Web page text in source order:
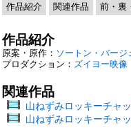
作品紹介 関連作品 前・裏
作品紹介
原案・原作： ソートン・バージ
プロダクション： ズイヨー映像
関連作品
山ねずみロッキーチャ
山ねずみロッキーチャ